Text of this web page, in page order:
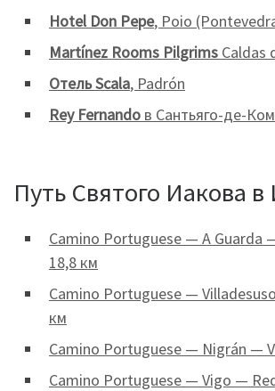
Hotel Don Pepe, Poio
Martínez Rooms Pilgrims Caldas
Отель Scala, Padrón
Rey Fernando в Сантьяго-де-
Путь Святого Иакова
Camino Portuguese — A Guarda
18,8 км
Camino Portuguese —
км
Camino Portuguese — Nigrán —
Camino Portuguese — Vigo —